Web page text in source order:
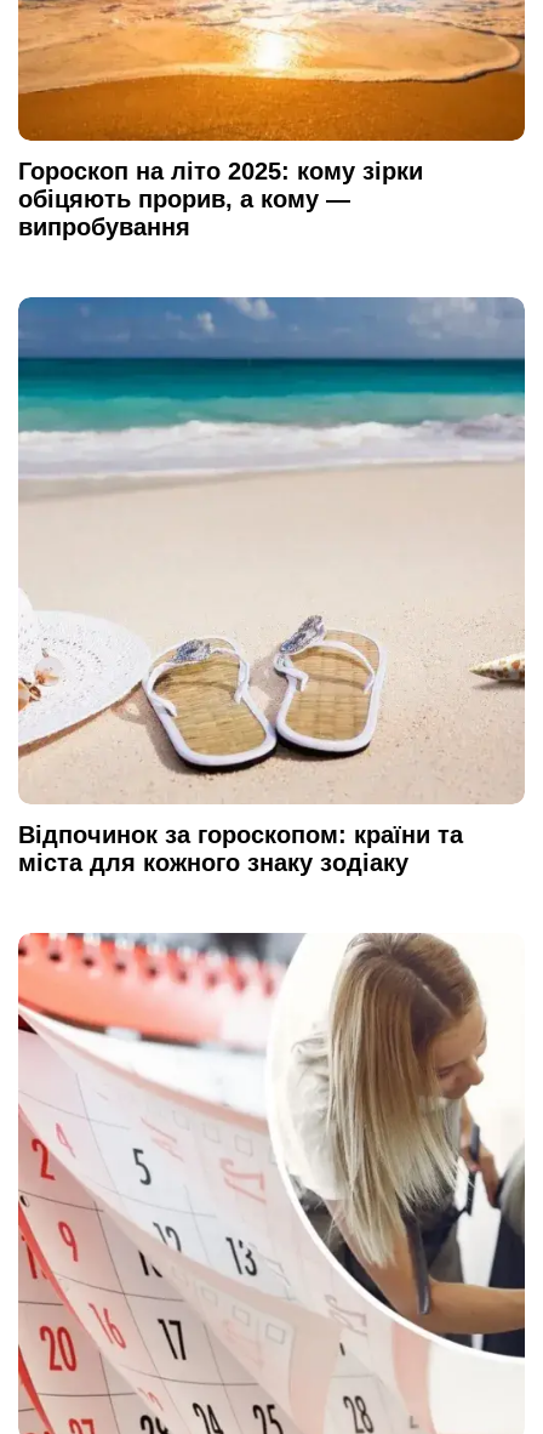
Гороскоп на літо 2025: кому зірки
обіцяють прорив, а кому —
випробування
Відпочинок за гороскопом: країни та
міста для кожного знаку зодіаку